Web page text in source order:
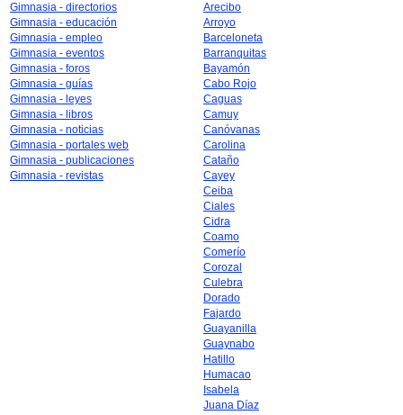
Gimnasia - directorios
Gimnasia - educación
Gimnasia - empleo
Gimnasia - eventos
Gimnasia - foros
Gimnasia - guías
Gimnasia - leyes
Gimnasia - libros
Gimnasia - noticias
Gimnasia - portales web
Gimnasia - publicaciones
Gimnasia - revistas
Arecibo
Arroyo
Barceloneta
Barranquitas
Bayamón
Cabo Rojo
Caguas
Camuy
Canóvanas
Carolina
Cataño
Cayey
Ceiba
Ciales
Cidra
Coamo
Comerío
Corozal
Culebra
Dorado
Fajardo
Guayanilla
Guaynabo
Hatillo
Humacao
Isabela
Juana Díaz